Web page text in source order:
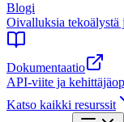
Blogi
Oivalluksia tekoälystä
Dokumentaatio
API-viite ja
Katso kaikki resurssit